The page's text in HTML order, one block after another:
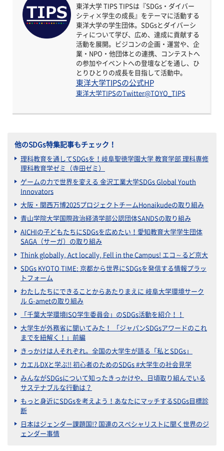
東洋大学 TIPS TIPSは『SDGs・ダイバー
シティ×学生の成長』をテーマに活動する
東洋大学の学生団体。SDGsとダイバーシ
ティについて学び、広め、達成に貢献する
活動を展開。ビジコンの企画・運営や、企
業・NPO・他団体との連携、コンテストへ
の参加やイベントへの登壇などを通し、ひ
とりひとりの成長を目指して活動中。
東洋大学TIPSの公式HP
東洋大学TIPSのTwitter@TOYO_TIPS
他のSDGs特集記事もチェック！
理科教育を通してSDGsを！岐阜聖徳学園大学 教育学部 理科専修
理科教育学ゼミ（寺田ゼミ）
ゲームの力で世界を変える 金沢工業大学SDGs Global Youth
Innovators
大阪・関西万博2025プロジェクトチームHonaikudeの取り組み
青山学院大学国際政治経済学部公認団体SANDSの取り組み
AICHIの子どもたちにSDGsを広めたい！愛知教育大学学生団体
SAGA（サーガ）の取り組み
Think globally, Act locally, Fell in the Campus! エコ～るど京大
SDGs KYOTO TIME: 京都から世界にSDGsを発信する情報プラッ
トフォーム
わたしたちにできることからあたりまえに 岐阜大学環境サーク
ル G-ametの取り組み
「千葉大学環境ISO学生委員会」のSDGs活動を紹介！！
大学生が外務省に聞いてみた！ 「ジャパンSDGsアワードのこれ
までを紐解く！」前編
きっかけは人それぞれ。全国の大学生が語る「私とSDGs」
カエルDXと学ぶ!! 初心者のためのSDGs #大学生の社会見学
みんながSDGsについて知ったきっかけや、日頃取り組んでいる
サステナブルな行動は？
もっと身近にSDGsを考えよう！あなたにマッチするSDGs目標診
断
日本はジェンダー課題国!? 国連のスペシャリストに聞く世界のジ
ェンダー事情